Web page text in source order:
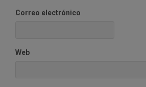
Correo electrónico
Web